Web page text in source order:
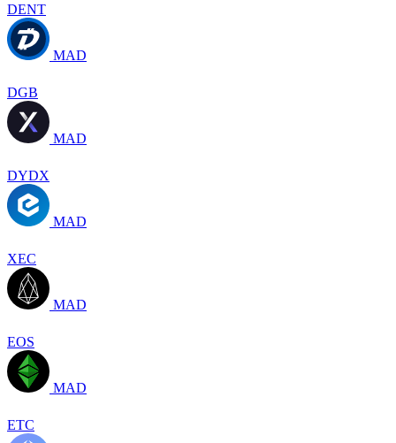
DENT
MAD
DGB
MAD
DYDX
MAD
XEC
MAD
EOS
MAD
ETC